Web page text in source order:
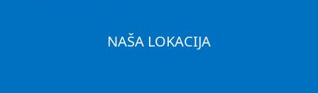
NAŠA LOKACIJA